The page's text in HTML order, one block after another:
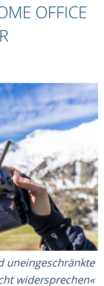
OFFICE
uneingeschränkte
widersprechen